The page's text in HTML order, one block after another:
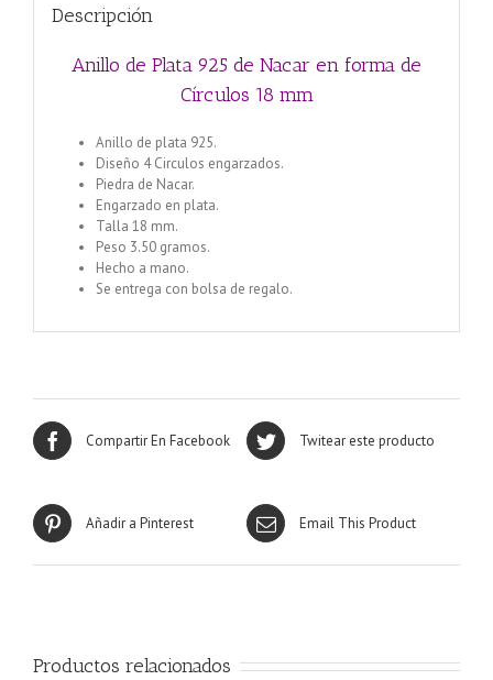
Descripción
Anillo de Plata 925 de Nacar en forma de
Círculos 18 mm
Anillo de plata 925.
Diseño 4 Circulos engarzados.
Piedra de Nacar.
Engarzado en plata.
Talla 18 mm.
Peso 3.50 gramos.
Hecho a mano.
Se entrega con bolsa de regalo.
Compartir En Facebook Twitear este producto
Añadir a Pinterest Email This Product
Productos relacionados